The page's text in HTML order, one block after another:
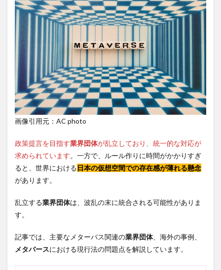
画像引用元：AC photo
政策提言を目指す業界団体が乱立しており、統一的な対応が
求められています。一方で、ルール作りに時間がかかりすぎ
ると、世界における日本の仮想空間での存在感が薄れる懸念
があります。
乱立する業界団体は、波乱の末に統合される可能性がありま
す。
記事では、主要なメターバス関連の業界団体、海外の事例、
メタバースにおける現行法の問題点を解説しています。